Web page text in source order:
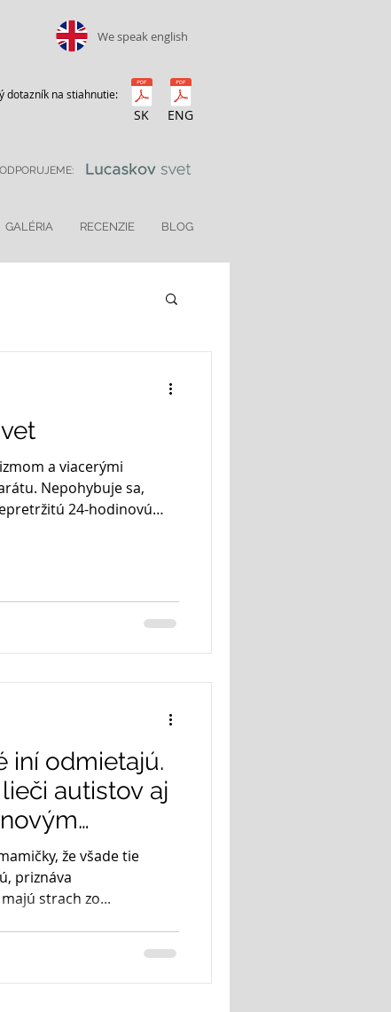
We speak english
SK
dotazník na stiahnutie:
ENG
GALÉRIA RECENZIE BLOG
a viacerými
Nepohybuje sa,
24-hodinovú
rodičia rozhodli
iní odmietajú.
autistov aj
že všade tie
priznáva
strach zo...